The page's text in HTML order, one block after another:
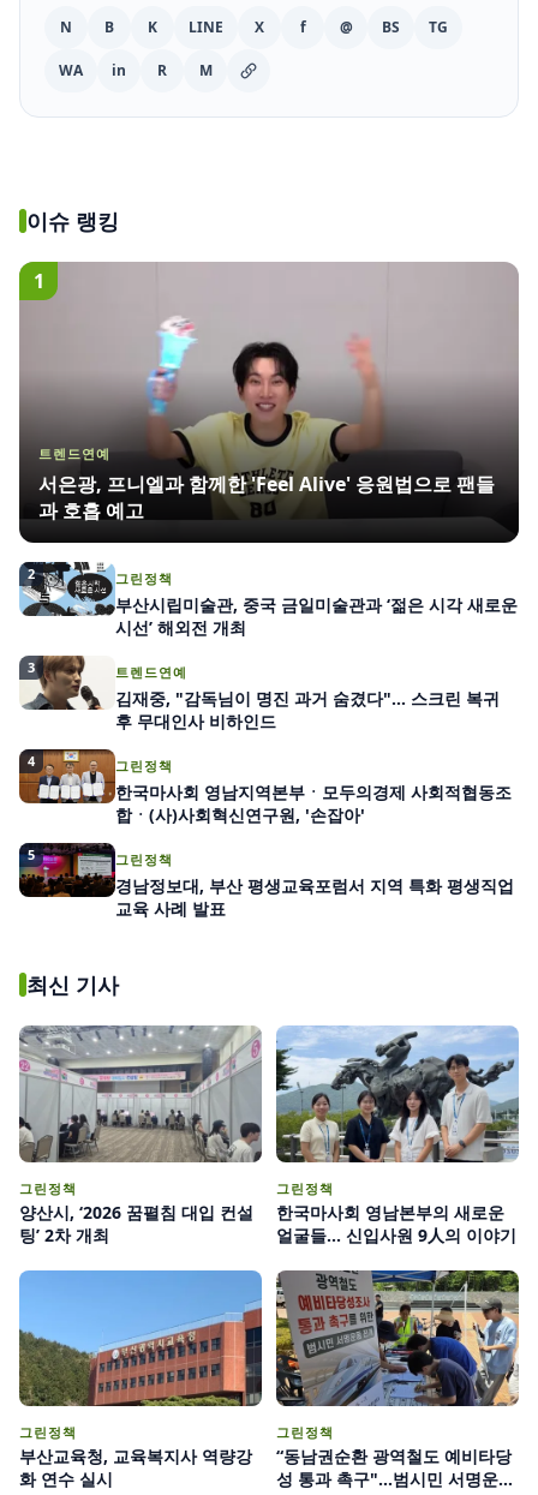
N B K LINE X f @ BS TG
WA in R M
이슈 랭킹
1
트렌드연예
서은광, 프니엘과 함께한 'Feel Alive' 응원법으로 팬들
과 호흡 예고
2 그린정책
부산시립미술관, 중국 금일미술관과 ‘젊은 시각 새로운
시선’ 해외전 개최
3 트렌드연예
김재중, "감독님이 명진 과거 숨겼다"… 스크린 복귀
후 무대인사 비하인드
4 그린정책
한국마사회 영남지역본부ㆍ모두의경제 사회적협동조
합ㆍ(사)사회혁신연구원, '손잡아'
5 그린정책
경남정보대, 부산 평생교육포럼서 지역 특화 평생직업
교육 사례 발표
최신 기사
그린정책
양산시, ‘2026 꿈펼침 대입 컨설
팅’ 2차 개최
그린정책
한국마사회 영남본부의 새로운
얼굴들... 신입사원 9人의 이야기
그린정책
부산교육청, 교육복지사 역량강
화 연수 실시
그린정책
“동남권순환 광역철도 예비타당
성 통과 촉구"...범시민 서명운동